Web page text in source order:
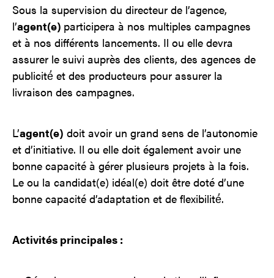
Sous la supervision du directeur de l’agence,
l’agent(e) participera à nos multiples campagnes
et à nos différents lancements. Il ou elle devra
assurer le suivi auprès des clients, des agences de
publicité́ et des producteurs pour assurer la
livraison des campagnes.
L’agent(e) doit avoir un grand sens de l’autonomie
et d’initiative. Il ou elle doit également avoir une
bonne capacité à gérer plusieurs projets à la fois.
Le ou la candidat(e) idéal(e) doit être doté d’une
bonne capacité d’adaptation et de flexibilité́.
Activités principales :